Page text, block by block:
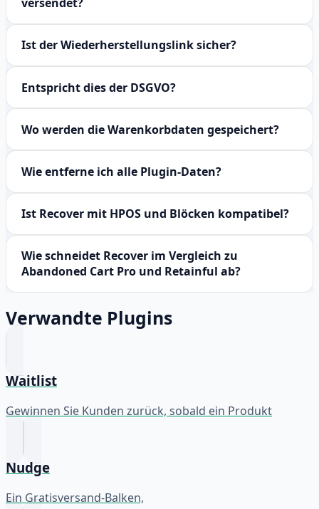
Ist der Wiederherstellungslink sicher?
Entspricht dies der DSGVO?
Wo werden die Warenkorbdaten gespeichert?
Wie entferne ich alle Plugin-Daten?
Ist Recover mit HPOS und Blöcken kompatibel?
Wie schneidet Recover im Vergleich zu
Abandoned Cart Pro und Retainful ab?
Verwandte Plugins
Waitlist
Gewinnen Sie Kunden zurück, sobald ein Produkt
Nudge
Ein Gratisversand-Balken,